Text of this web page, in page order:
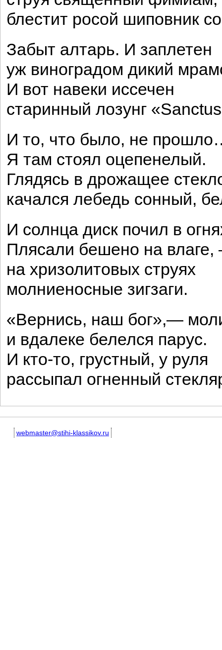
блестит росой шиповник
Забыт алтарь. И заплетен
уж виноградом дикий
И вот навеки иссечен
старинный лозунг
И то, что было, не
Я там стоял оцепенелый.
Глядясь в дрожащее
качался лебедь сонный,
И солнца диск почил в
Плясали бешено на
на хризолитовых струях
молниеносные зигзаги.
«Вернись, наш бог»,—
и вдалеке белелся парус.
И кто-то, грустный, у руля
рассыпал огненный
webmaster@stihi-klassikov.ru